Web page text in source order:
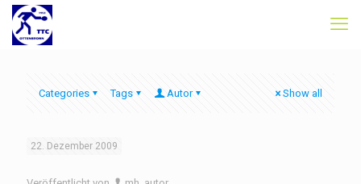
Categories Tags Autor Show all
22. Dezember 2009